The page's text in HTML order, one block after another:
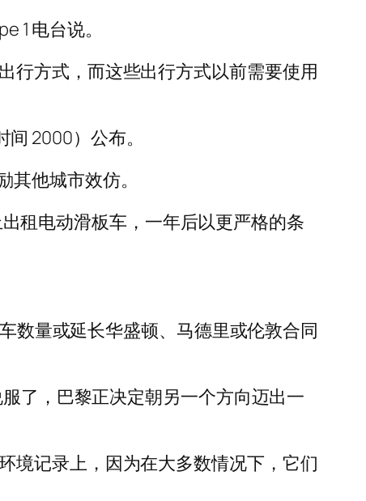
1 电台说。
行方式，而这些出行方式以前需要使用
2000）公布。
他城市效仿。
租电动滑板车，一年后以更严格的条
数量或延长华盛顿、马德里或伦敦合同
了，巴黎正决定朝另一个方向迈出一
境记录上，因为在大多数情况下，它们